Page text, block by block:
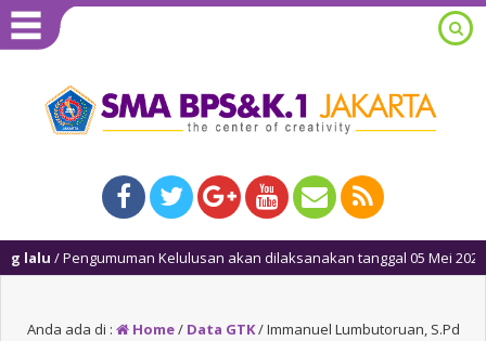
/ Pengumuman Kelulusan akan dilaksanakan tanggal 05 Mei 2025,
Anda ada di : Home/ Data GTK/Immanuel Lumbutoruan, S.Pd